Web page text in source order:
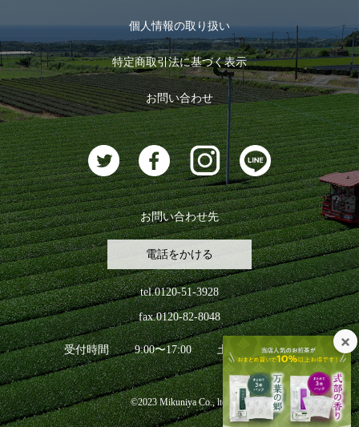
お茶のギフト
おすすめのお茶
お茶に合うスイーツ
ログイン
ログアウト
個人情報の取り扱い
特定商取引法に基づく表示
お問い合わせ
お問い合わせ先
電話をかける
tel.0120-51-3928
fax.0120-82-8048
受付時間 9:00〜17:00 土日祝日を除く
©2023 Mikuniya Co., ltd.